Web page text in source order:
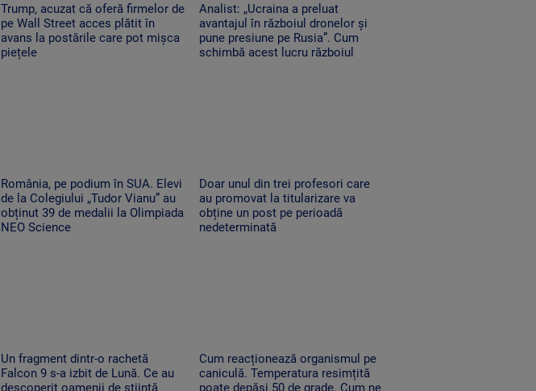
Trump, acuzat că oferă firmelor de
pe Wall Street acces plătit în
avans la postările care pot mișca
piețele
Analist: „Ucraina a preluat
avantajul în războiul dronelor și
pune presiune pe Rusia”. Cum
schimbă acest lucru războiul
România, pe podium în SUA. Elevi
de la Colegiului „Tudor Vianu” au
obținut 39 de medalii la Olimpiada
NEO Science
Doar unul din trei profesori care
au promovat la titularizare va
obține un post pe perioadă
nedeterminată
Un fragment dintr-o rachetă
Falcon 9 s-a izbit de Lună. Ce au
descoperit oamenii de știință
Cum reacționează organismul pe
caniculă. Temperatura resimțită
poate depăși 50 de grade. Cum ne